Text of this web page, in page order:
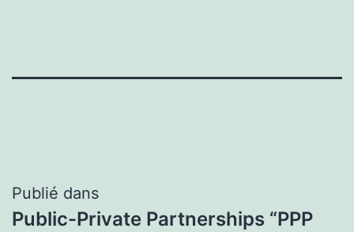
Navigation
Publié dans
Public-Private Partnerships “PPP